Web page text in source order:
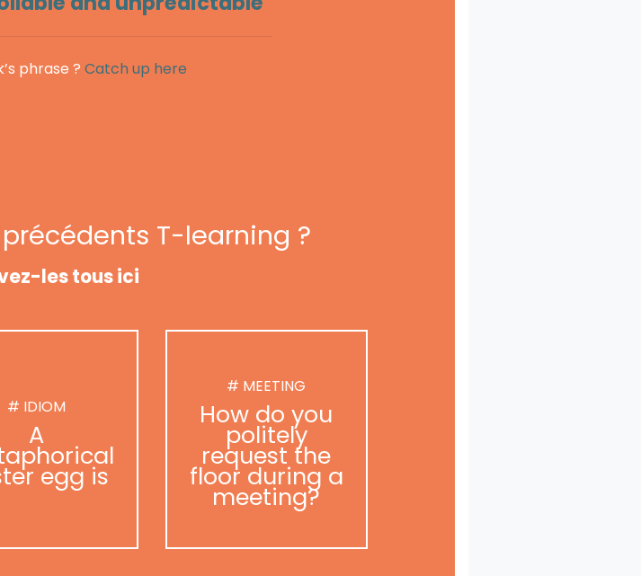
phrase ?Catch up here
T-learning ?
les tous ici
# IDIOM
A
egg is
# MEETING
How do you
politely
request the
floor during a
meeting?